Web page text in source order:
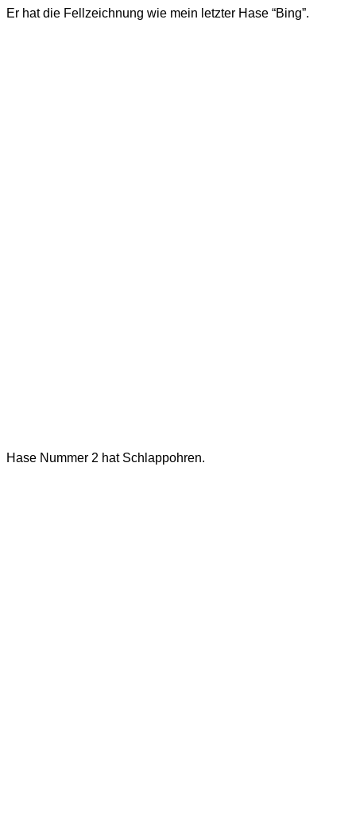
Er hat die Fellzeichnung wie mein letzter Hase “Bing”.
Hase Nummer 2 hat Schlappohren.